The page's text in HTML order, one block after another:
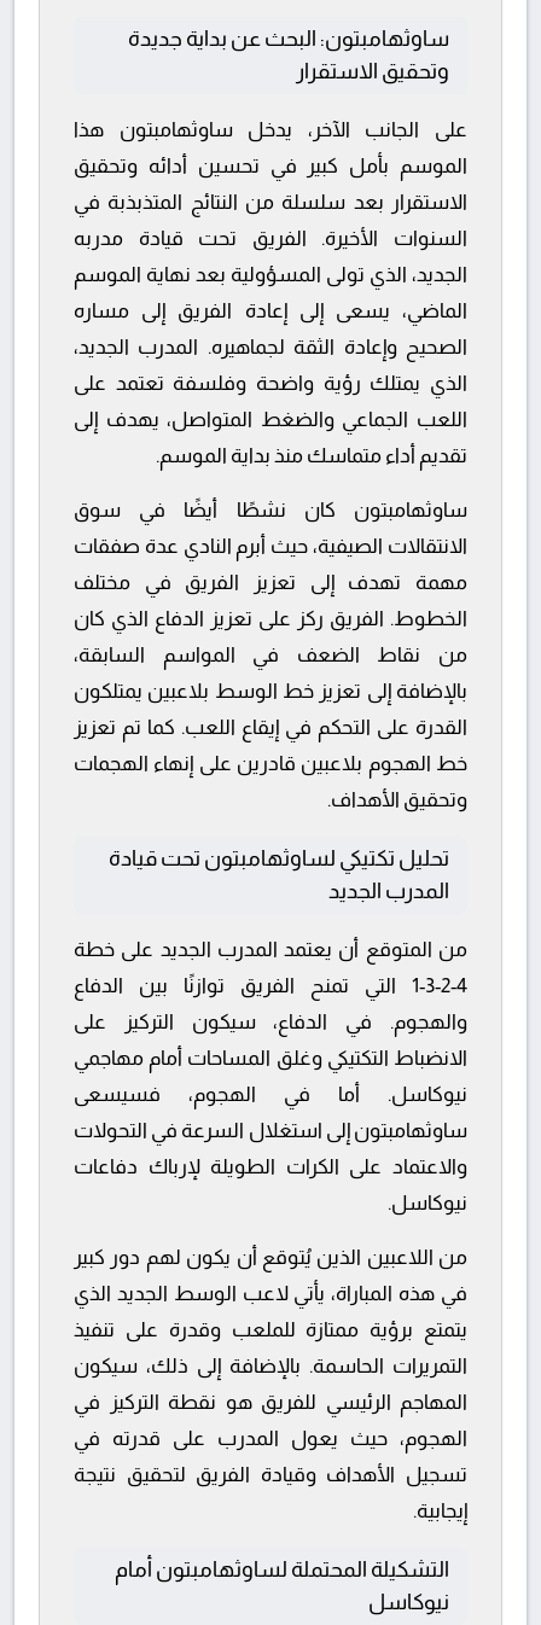
ساوثهامبتون: البحث عن بداية جديدة
وتحقيق الاستقرار
على الجانب الآخر، يدخل ساوثهامبتون هذا
الموسم بأمل كبير في تحسين أدائه وتحقيق
الاستقرار بعد سلسلة من النتائج المتذبذبة في
السنوات الأخيرة. الفريق تحت قيادة مدربه
الجديد، الذي تولى المسؤولية بعد نهاية الموسم
الماضي، يسعى إلى إعادة الفريق إلى مساره
الصحيح وإعادة الثقة لجماهيره. المدرب الجديد،
الذي يمتلك رؤية واضحة وفلسفة تعتمد على
اللعب الجماعي والضغط المتواصل، يهدف إلى
تقديم أداء متماسك منذ بداية الموسم.
ساوثهامبتون كان نشطًا أيضًا في سوق
الانتقالات الصيفية، حيث أبرم النادي عدة صفقات
مهمة تهدف إلى تعزيز الفريق في مختلف
الخطوط. الفريق ركز على تعزيز الدفاع الذي كان
من نقاط الضعف في المواسم السابقة،
بالإضافة إلى تعزيز خط الوسط بلاعبين يمتلكون
القدرة على التحكم في إيقاع اللعب. كما تم تعزيز
خط الهجوم بلاعبين قادرين على إنهاء الهجمات
وتحقيق الأهداف.
تحليل تكتيكي لساوثهامبتون تحت قيادة
المدرب الجديد
من المتوقع أن يعتمد المدرب الجديد على خطة
4-2-3-1 التي تمنح الفريق توازنًا بين الدفاع
والهجوم. في الدفاع، سيكون التركيز على
الانضباط التكتيكي وغلق المساحات أمام مهاجمي
نيوكاسل. أما في الهجوم، فسيسعى
ساوثهامبتون إلى استغلال السرعة في التحولات
والاعتماد على الكرات الطويلة لإرباك دفاعات
نيوكاسل.
من اللاعبين الذين يُتوقع أن يكون لهم دور كبير
في هذه المباراة، يأتي لاعب الوسط الجديد الذي
يتمتع برؤية ممتازة للملعب وقدرة على تنفيذ
التمريرات الحاسمة. بالإضافة إلى ذلك، سيكون
المهاجم الرئيسي للفريق هو نقطة التركيز في
الهجوم، حيث يعول المدرب على قدرته في
تسجيل الأهداف وقيادة الفريق لتحقيق نتيجة
إيجابية.
التشكيلة المحتملة لساوثهامبتون أمام
نيوكاسل